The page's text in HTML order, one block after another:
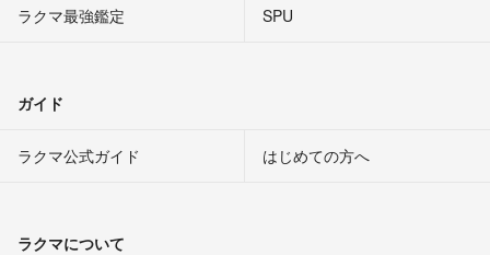
ラクマ最強鑑定
SPU
ガイド
ラクマ公式ガイド はじめての方へ
ラクマについて